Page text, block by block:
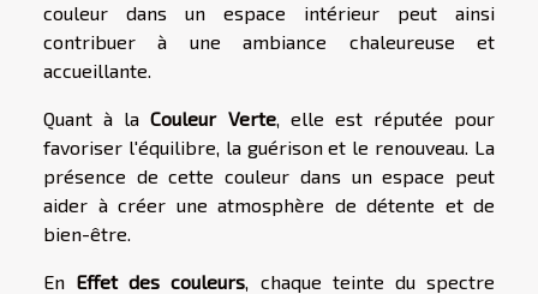
couleur dans un espace intérieur peut ainsi
contribuer à une ambiance chaleureuse et
accueillante.
Quant à laCouleur Verte, elle est réputée pour
favoriser l'équilibre, la guérison et le renouveau. La
présence de cette couleur dans un espace peut
aider à créer une atmosphère de détente et de
bien-être.
En Effet des couleurs, chaque teinte du spectre